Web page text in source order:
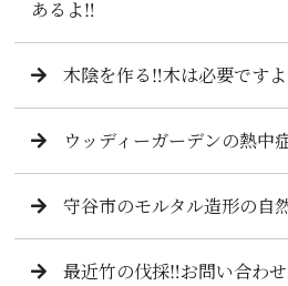
あるよ‼️
木陰を作る‼️木は必要です
ウッディーガーデンの熱中
守谷市のモルタル造形の自
最近竹の伐採‼️お問い合わ